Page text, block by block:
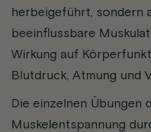
herbeigeführt, sondern
beeinflussbare
Wirkung auf
Blutdruck, Atmung und
Die einzelnen Übungen
Muskelentspannung